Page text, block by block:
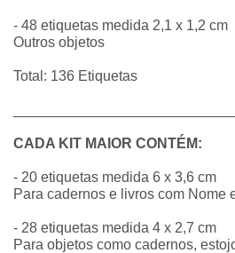
- 48 etiquetas medida 2,1 x 1,2 cm
Outros objetos
Total: 136 Etiquetas
CADA KIT MAIOR CONTÉM:
- 20 etiquetas medida 6 x 3,6 cm
Para cadernos e livros com Nome
- 28 etiquetas medida 4 x 2,7 cm
Para objetos como cadernos,